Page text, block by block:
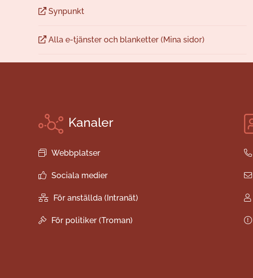
Synpunkt
Alla e-tjänster och blanketter (Mina sidor)
Kanaler
Webbplatser
Sociala medier
För anställda (Intranät)
För politiker (Troman)